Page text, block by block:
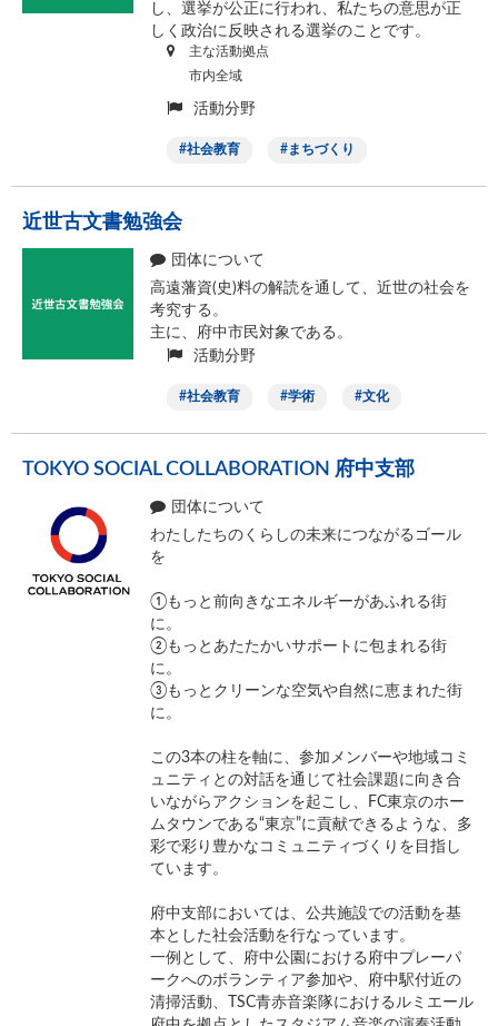
し、選挙が公正に行われ、私たちの意思が正
しく政治に反映される選挙のことです。
主な活動拠点
市内全域
活動分野
社会教育 まちづくり
近世古文書勉強会
団体について
高遠藩資(史)料の解読を通して、近世の社会を
考究する。
主に、府中市民対象である。
活動分野
社会教育 学術 文化
TOKYO SOCIAL COLLABORATION 府中支部
団体について
わたしたちのくらしの未来につながるゴール
を
①もっと前向きなエネルギーがあふれる街
に。
②もっとあたたかいサポートに包まれる街
に。
③もっとクリーンな空気や自然に恵まれた街
に。
この3本の柱を軸に、参加メンバーや地域コミ
ュニティとの対話を通じて社会課題に向き合
いながらアクションを起こし、FC東京のホー
ムタウンである“東京”に貢献できるような、多
彩で彩り豊かなコミュニティづくりを目指し
ています。
府中支部においては、公共施設での活動を基
本とした社会活動を行なっています。
一例として、府中公園における府中プレーパ
ークへのボランティア参加や、府中駅付近の
清掃活動、TSC青赤音楽隊におけるルミエール